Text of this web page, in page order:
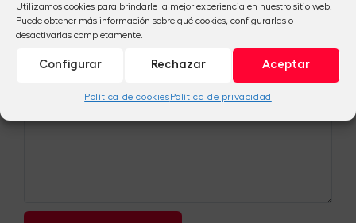
Utilizamos cookies para brindarle la mejor experiencia en nuestro sitio web.
Puede obtener más información sobre qué cookies, configurarlas o
desactivarlas completamente.
Aceptar
Rechazar
Configurar
Política de cookiesPolítica de privacidad
TU COMENTARIO